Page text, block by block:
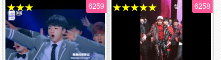
6259
★★★ 6258
★★★★★